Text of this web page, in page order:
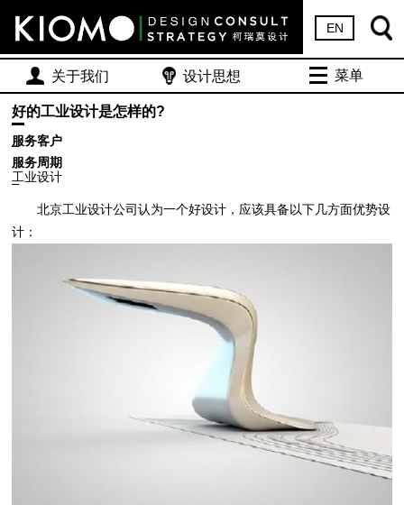
EN
关于我们 设计思想 菜单
好的工业设计是怎样的?
服务客户
服务周期
工业设计
北京工业设计公司认为一个好设计，应该具备以下几方面优势设
计：